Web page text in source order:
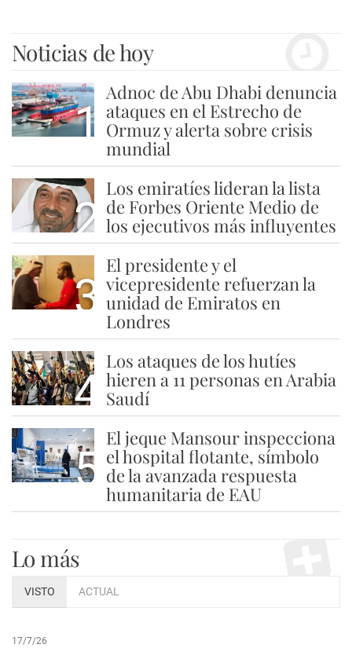
Noticias de hoy
1
Adnoc de Abu Dhabi denuncia
ataques en el Estrecho de
Ormuz y alerta sobre crisis
mundial
2
Los emiratíes lideran la lista
de Forbes Oriente Medio de
los ejecutivos más influyentes
3
El presidente y el
vicepresidente refuerzan la
unidad de Emiratos en
Londres
4
Los ataques de los hutíes
hieren a 11 personas en Arabia
Saudí
5
El jeque Mansour inspecciona
el hospital flotante, símbolo
de la avanzada respuesta
humanitaria de EAU
Lo más
VISTO ACTUAL
17/7/26